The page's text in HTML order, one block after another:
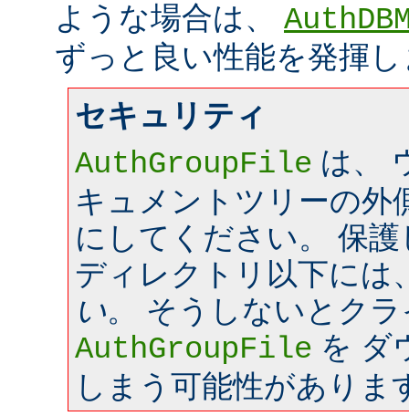
ような場合は、
ずっと良い性能を発揮
セキュリティ
AuthGroupFile は、
キュメントツリーの外
にしてください。 保
ディレクトリ以下には
い。 そうしないとク
AuthGroupFile を ダ
しまう可能性がありま